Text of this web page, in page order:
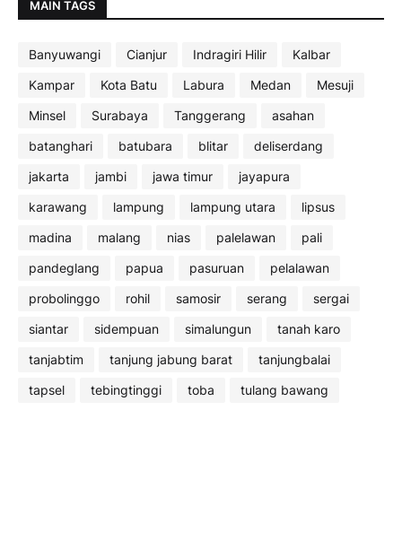
MAIN TAGS
Banyuwangi Cianjur Indragiri Hilir
Kalbar
Kampar
Kota Batu Labura Medan
Mesuji
Minsel
Surabaya Tanggerang
asahan
batanghari
batubara blitar
deliserdang
jakarta
jambi jawa timur
jayapura
karawang
lampung lampung utara
lipsus
madina
malang nias palelawan
pali
pandeglang
papua pasuruan
pelalawan
probolinggo
rohil samosir serang
sergai
siantar
sidempuan simalungun
tanah karo
tanjabtim
tanjung jabung barat
tanjungbalai
tapsel
tebingtinggi toba tulang bawang